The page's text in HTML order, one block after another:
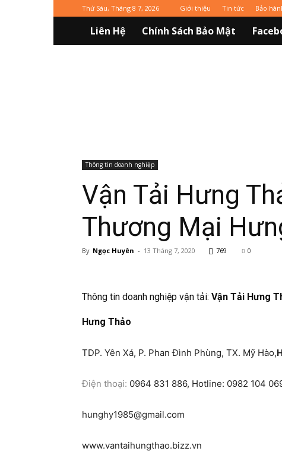
Thứ Sáu, Tháng 8 7, 2026 Giới thiệu Tin tức Bảo
Liên Hệ Chính Sách Bảo Mật
Thông tin doanh nghiệp
Vận Tải Hưng
Thương Mại
By Ngọc Huyên - 13 Tháng 7, 2020 769 0
Thông tin doanh nghiệp vận tải: Vận Tải Hưng
Hưng Thảo
TDP. Yên Xá, P. Phan Đình Phùng, TX. Mỹ Hào,
Điện thoại: 0964 831 886, Hotline: 0982 104
hunghy1985@gmail.com
www.vantaihungthao.bizz.vn